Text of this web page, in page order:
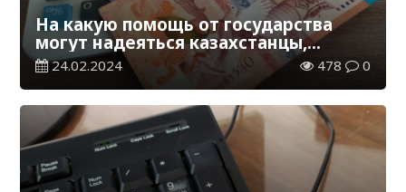
На какую помощь от государства
могут надеяться казахстанцы,
потерявшие работу
24.02.2024 478 0